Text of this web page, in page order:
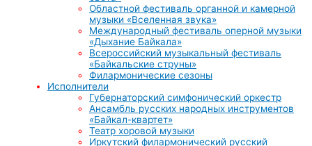
Областной фестиваль органной и камерной
музыки «Вселенная звука»
Международный фестиваль оперной музыки
«Дыхание Байкала»
Всероссийский музыкальный фестиваль
«Байкальские струны»
Филармонические сезоны
Исполнители
Губернаторский симфонический оркестр
Ансамбль русских народных инструментов
«Байкал-квартет»
Театр хоровой музыки
Иркутский филармонический русский